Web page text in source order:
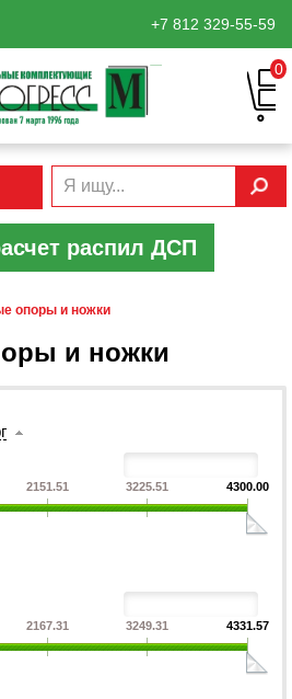
+7 812 329-55-59
0
распил ДСП
опоры и ножки
и ножки
2151.51 3225.51 4300.00
2167.31 3249.31 4331.57